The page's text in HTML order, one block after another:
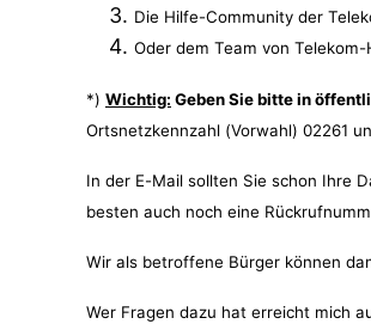
Die Hilfe-Community der
Oder dem Team von
*) Wichtig: Geben Sie bitte in
Ortsnetzkennzahl (Vorwahl) 02261
In der E-Mail sollten Sie schon Ihre
besten auch noch eine
Wir als betroffene Bürger können
Wer Fragen dazu hat erreicht mich